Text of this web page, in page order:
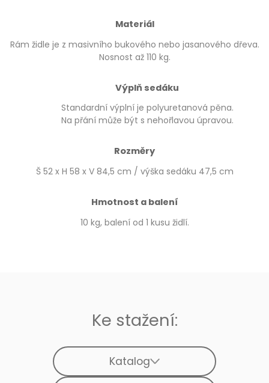
Materiál
Rám židle je z masivního bukového nebo jasanového dřeva.
Nosnost až 110 kg.
Výplň sedáku
Standardní výplní je polyuretanová pěna.
Na přání může být s nehořlavou úpravou.
Rozměry
Š 52 x H 58 x V 84,5 cm / výška sedáku 47,5 cm
Hmotnost a balení
10 kg, balení od 1 kusu židlí.
Ke stažení:
Katalog